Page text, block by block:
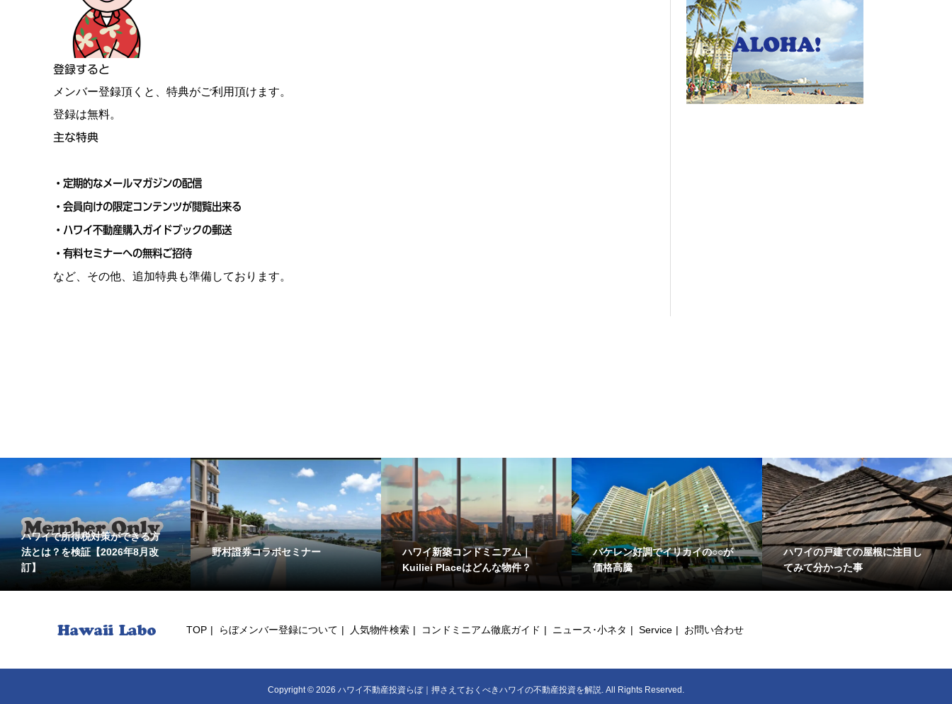
登録すると
メンバー登録頂くと、特典がご利用頂けます。
登録は無料。
主な特典
・定期的なメールマガジンの配信
・会員向けの限定コンテンツが閲覧出来る
・ハワイ不動産購入ガイドブックの郵送
・有料セミナーへの無料ご招待
など、その他、追加特典も準備しております。
ハワイで所得税対策ができる方
法とは？を検証【2026年8月改
訂】
野村證券コラボセミナー
ハワイ新築コンドミニアム｜
Kuiliei Placeはどんな物件？
バケレン好調でイリカイの○○が
価格高騰
ハワイの戸建ての屋根に注目し
てみて分かった事
TOP らぼメンバー登録について 人気物件検索 コンドミニアム徹底ガイド ニュース･小ネタ Service お問い合わせ
Copyright © 2026 ハワイ不動産投資らぼ｜押さえておくべきハワイの不動産投資を解説. All Rights Reserved.